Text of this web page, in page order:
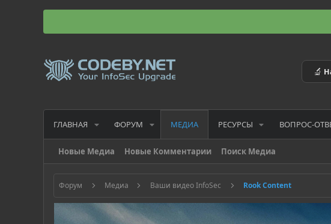
🔬
ГЛАВНАЯ ФОРУМ МЕДИА РЕСУРСЫ ВОПРОС-
Новые Медиа Новые Комментарии Поиск Медиа
Форум Медиа Ваши видео InfoSec Rook Content